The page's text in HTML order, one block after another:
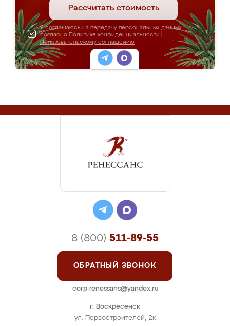
Рассчитать стоимость
Я соглашаюсь на передачу персональных данных
согласно Политике конфиденциальности
Пользовательскому соглашению
г. Воскресенск
ул. Первостроителей, 2к
8 (800) 511-89-55
ОБРАТНЫЙ ЗВОНОК
corp-renessans@yandex.ru